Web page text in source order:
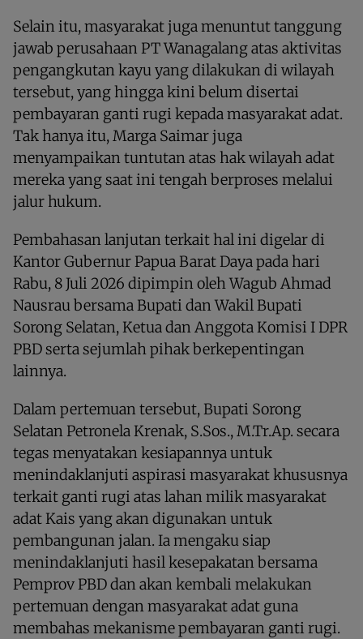
Selain itu, masyarakat juga menuntut tanggung
jawab perusahaan PT Wanagalang atas aktivitas
pengangkutan kayu yang dilakukan di wilayah
tersebut, yang hingga kini belum disertai
pembayaran ganti rugi kepada masyarakat adat.
Tak hanya itu, Marga Saimar juga
menyampaikan tuntutan atas hak wilayah adat
mereka yang saat ini tengah berproses melalui
jalur hukum.
Pembahasan lanjutan terkait hal ini digelar di
Kantor Gubernur Papua Barat Daya pada hari
Rabu, 8 Juli 2026 dipimpin oleh Wagub Ahmad
Nausrau bersama Bupati dan Wakil Bupati
Sorong Selatan, Ketua dan Anggota Komisi I DPR
PBD serta sejumlah pihak berkepentingan
lainnya.
Dalam pertemuan tersebut, Bupati Sorong
Selatan Petronela Krenak, S.Sos., M.Tr.Ap. secara
tegas menyatakan kesiapannya untuk
menindaklanjuti aspirasi masyarakat khususnya
terkait ganti rugi atas lahan milik masyarakat
adat Kais yang akan digunakan untuk
pembangunan jalan. Ia mengaku siap
menindaklanjuti hasil kesepakatan bersama
Pemprov PBD dan akan kembali melakukan
pertemuan dengan masyarakat adat guna
membahas mekanisme pembayaran ganti rugi.